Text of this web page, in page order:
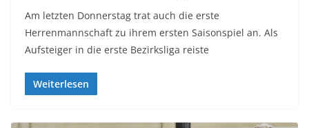
Am letzten Donnerstag trat auch die erste
Herrenmannschaft zu ihrem ersten Saisonspiel an. Als
Aufsteiger in die erste Bezirksliga reiste
Weiterlesen